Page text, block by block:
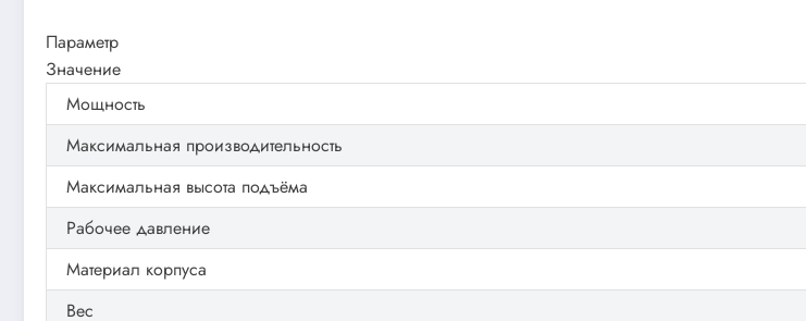
Параметр
Значение
Мощность
Максимальная производительность
Максимальная высота подъёма
Рабочее давление
Материал корпуса
Вес